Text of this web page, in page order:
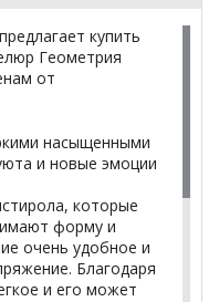
купить
Геометрия
от
насыщенными
и новые эмоции
которые
форму и
очень удобное и
Благодаря
и его может